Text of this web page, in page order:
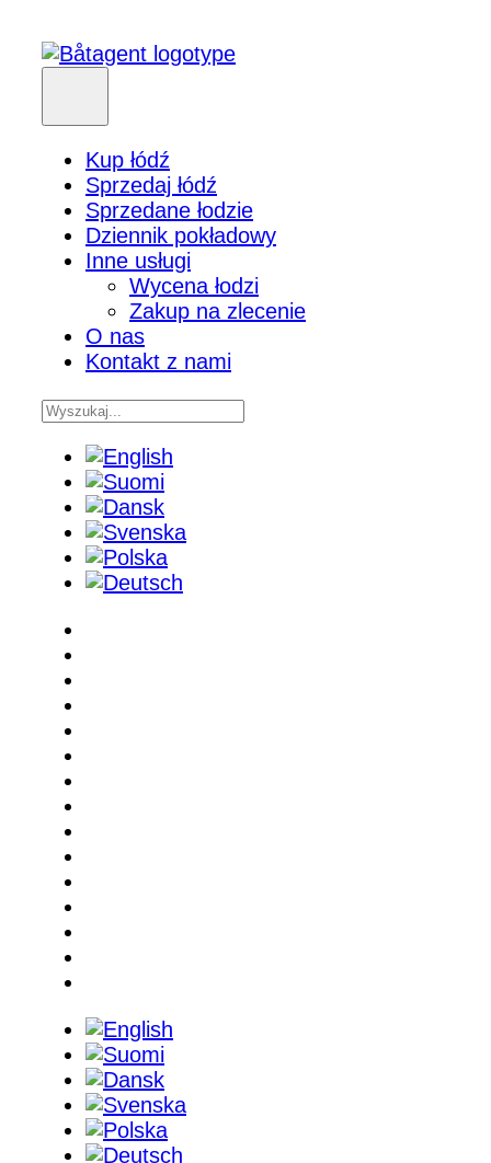
Kup łódź
Sprzedaj łódź
Sprzedane łodzie
Dziennik pokładowy
Inne usługi
Wycena łodzi
Zakup na zlecenie
O nas
Kontakt z nami